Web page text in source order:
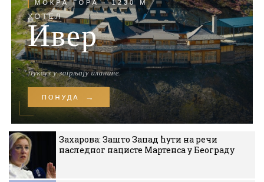
Захарова: Зашто Запад ћути на речи
наследног нацисте Мартенса у Београду